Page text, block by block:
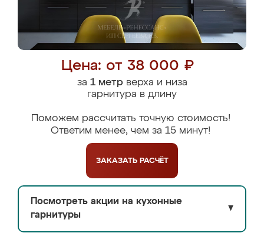
Цена: от 38 000 ₽
за 1 метрверха и низа
гарнитура в длину
Поможем рассчитать точную стоимость!
Ответим менее, чем за 15 минут!
ЗАКАЗАТЬ РАСЧЁТ
Посмотреть акции на кухонные
гарнитуры
▼